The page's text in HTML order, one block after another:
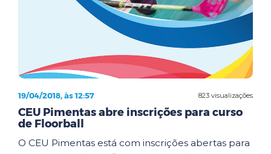
823 visualizações
19/04/2018, às 12:57
CEU Pimentas abre inscrições para curso
de Floorball
O CEU Pimentas está com inscrições abertas para